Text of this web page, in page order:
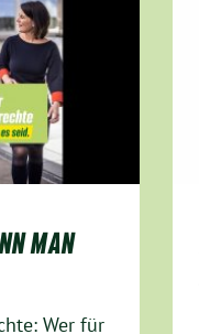
MAN
Wer für